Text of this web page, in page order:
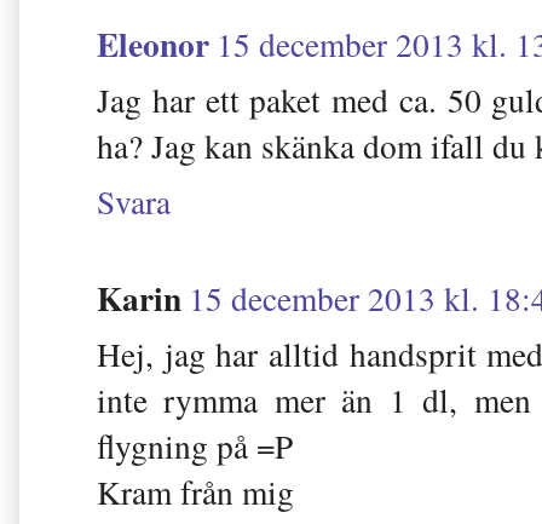
Eleonor 15 december 2013 kl.
Jag har ett paket med ca. 50
ha? Jag kan skänka dom ifall
Svara
Karin 15 december 2013 kl.
Hej, jag har alltid handsprit
inte rymma mer än 1 dl, men
flygning på =P
Kram från mig